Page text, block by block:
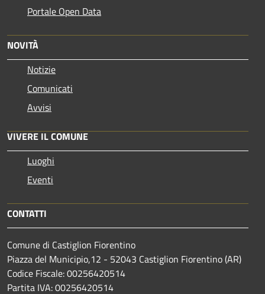
Portale Open Data
NOVITÀ
Notizie
Comunicati
Avvisi
VIVERE IL COMUNE
Luoghi
Eventi
CONTATTI
Comune di Castiglion Fiorentino
Piazza del Municipio,12 - 52043 Castiglion Fiorentino (AR)
Codice Fiscale: 00256420514
Partita IVA: 00256420514